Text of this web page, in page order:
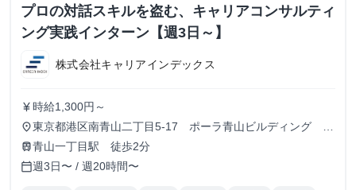
プロの対話スキルを盗む、キャリアコンサルティ
ング実践インターン【週3日～】
株式会社キャリアインデックス
currency_yen 時給1,300円～
place東京都港区南青山二丁目5-17 ポーラ青山ビルディング
13F
train青山一丁目駅 徒歩2分
calendar_today週3日〜 / 週20時間〜